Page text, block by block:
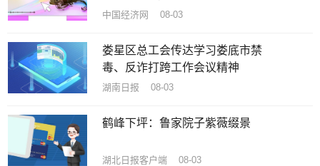
中国经济网 08-03
娄星区总工会传达学习娄底市禁
毒、反诈打跨工作会议精神
湖南日报 08-03
鹤峰下坪：鲁家院子紫薇缀景
湖北日报客户端 08-03